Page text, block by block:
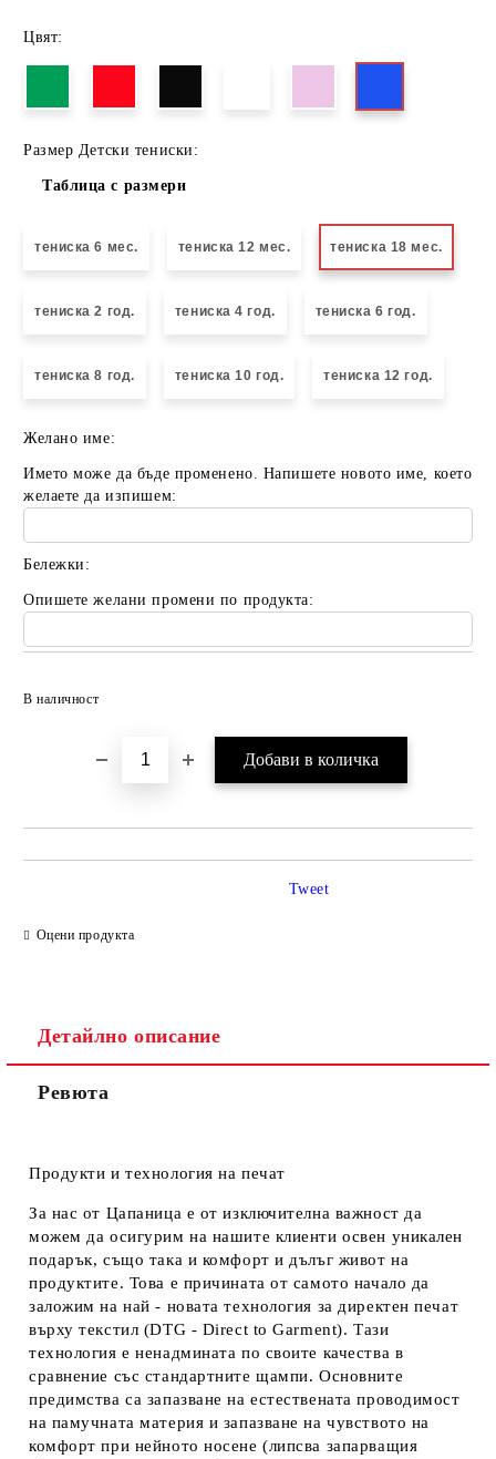
Цвят:
Размер Детски тениски:
Таблица с размери
тениска 6 мес. тениска 12 мес. тениска 18 мес.
тениска 2 год. тениска 4 год. тениска 6 год.
тениска 8 год. тениска 10 год. тениска 12 год.
Желано име:
Името може да бъде променено. Напишете новото име, което
желаете да изпишем:
Бележки:
Опишете желани промени по продукта:
В наличност
Оцени продукта
Tweet
Детайлно описание
Ревюта
Продукти и технология на печат
За нас от Цапаница е от изключителна важност да
можем да осигурим на нашите клиенти освен уникален
подарък, също така и комфорт и дълъг живот на
продуктите. Това е причината от самото начало да
заложим на най - новата технология за директен печат
върху текстил (DTG - Direct to Garment). Тази
технология е ненадмината по своите качества в
сравнение със стандартните щампи. Основните
предимства са запазване на естествената проводимост
на памучната материя и запазване на чувството на
комфорт при нейното носене (липсва запарващия